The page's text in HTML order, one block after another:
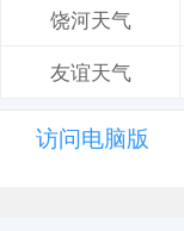
饶河天气
友谊天气
访问电脑版